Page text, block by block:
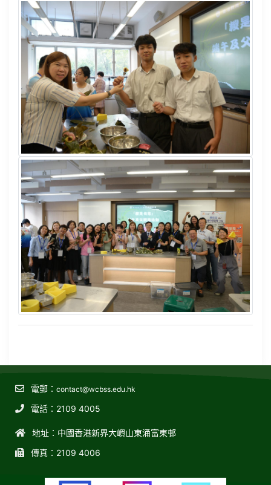
電郵： contact@wcbss.edu.hk
電話：2109 4005
地址：中國香港新界大嶼山東涌富東邨
傳真：2109 4006